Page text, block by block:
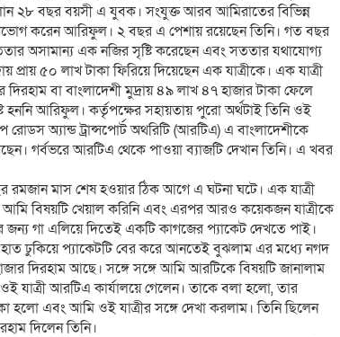
২৮ বছর বয়সী এ যুবক। সংযুক্ত আরব আমিরাতের বিভিন্ন
করেন আরিফুল। ২ বছর এ পেশায় রয়েছেন তিনি। গত বছর
অসামান্য এক নজির সৃষ্টি করেছেন এবং সততার যথাযোগ্য
প্রায় ৫০ লাখ টাকা ফিরিয়ে দিয়েছেন এক যাত্রীকে। এক যাত্রী
বা বাংলাদেশী মুদ্রায় ৪৯ লাখ ৪৭ হাজার টাকা ফেলে
হননি আরিফুল। কর্তৃপক্ষের সহায়তায় পুরো অর্থটাই তিনি ওই
রোডস অ্যান্ড ট্রান্সপোর্ট অথরিটি (আরটিএ) এ বাংলাদেশীকে
গর্বভরে আরটিএ থেকে পাওয়া ব্যাজটি দেখান তিনি। এ খবর
মাস শেষ হওয়ার ঠিক আগে এ ঘটনা ঘটে। এক যাত্রী
আমি বিষয়টি খেয়াল করিনি এবং এরপর আরও কয়েকজন যাত্রীকে
জন্য গা এলিয়ে দিতেই একটি কাগজের প্যাকেট দেখতে পাই।
হাত ঢুকিয়ে প্যাকেটটি বের করে আনতেই বুঝলাম এর মধ্যে নগদ
দিরহাম আছে। সঙ্গে সঙ্গে আমি আরটিকে বিষয়টি জানালাম
যাত্রী আরটিএ কার্যালয়ে গেলেন। তাকে বলা হলো, তার
এবং আমি ওই যাত্রীর সঙ্গে দেখা করলাম। তিনি ছিলেন
দিলেন তিনি।